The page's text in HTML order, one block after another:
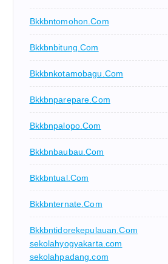
Bkkbntomohon.com
Bkkbnbitung.com
Bkkbnkotamobagu.com
Bkkbnparepare.com
Bkkbnpalopo.com
Bkkbnbaubau.com
Bkkbntual.com
Bkkbnternate.com
Bkkbntidorekepulauan.com
sekolahyogyakarta.com
sekolahpadang.com